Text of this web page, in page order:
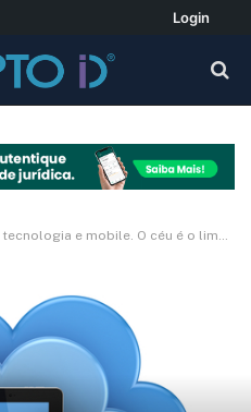
Login
e mobile. O céu é o limite?